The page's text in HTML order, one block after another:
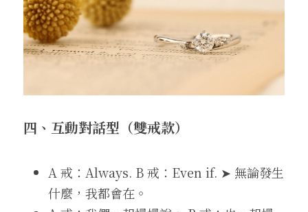
四、互動對話型（雙戒款）
A 戒：Always. B 戒：Even if. ➤ 無論發生
什麼，我都會在。